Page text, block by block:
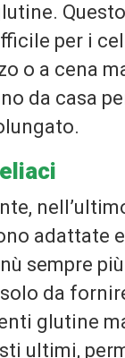
per i
o a cena
da casa
adattate
sempre
da
glutine
ultimi,